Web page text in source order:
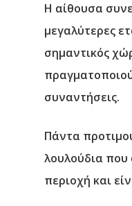
Η αίθουσα
μεγαλύτερες
σημαντικός
συναντήσεις.
Πάντα
λουλούδια
περιοχή και